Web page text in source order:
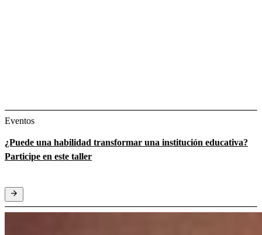
Eventos
¿Puede una habilidad transformar una institución educativa?
Participe en este taller